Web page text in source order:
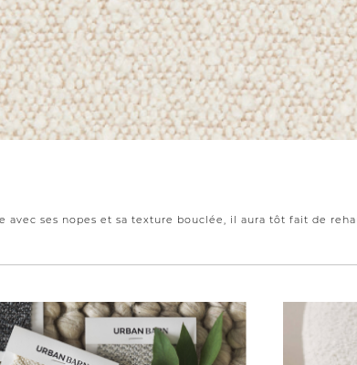
avec ses nopes et sa texture bouclée, il aura tôt fait de